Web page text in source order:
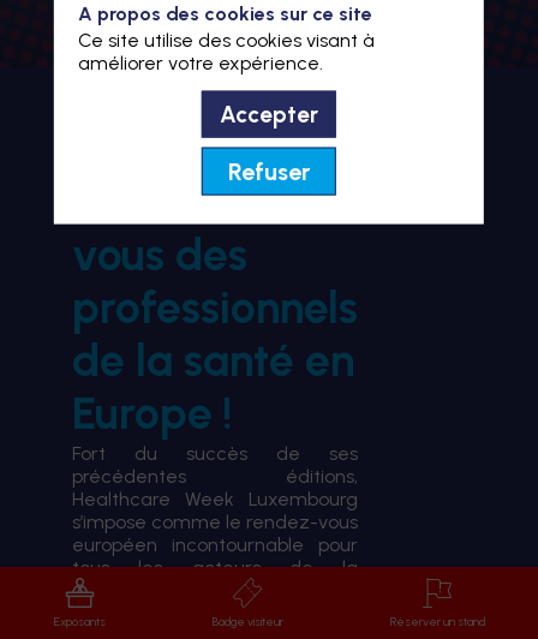
Je m'inscris à HWL26
BIENVENUE À HWL26
le rendez-
vous des
professionnels
de la santé en
Europe !
Fort du succès de ses
précédentes éditions,
Healthcare Week Luxembourg
s’impose comme le rendez-vous
européen incontournable pour
tous les acteurs de la
transformation du système de
santé.
Exposants Badge visiteur Réserver un stand
A propos des cookies sur ce site
Ce site utilise des cookies visant à
améliorer votre expérience.
Accepter
Refuser